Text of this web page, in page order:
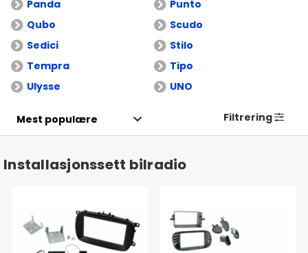
Panda
Punto
Qubo
Scudo
Sedici
Stilo
Tempra
Tipo
Ulysse
UNO
Filtrering
Installasjonssett bilradio